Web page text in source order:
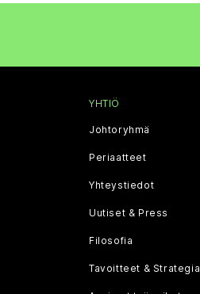
YHTIÖ
Johtoryhmä
Periaatteet
Yhteystiedot
Uutiset & Press
Filosofia
Tavoitteet & Strategia